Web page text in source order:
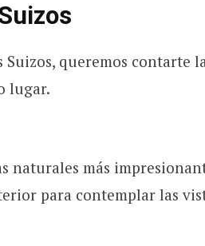
queremos contarte
lugar.
naturales más
para contemplar las